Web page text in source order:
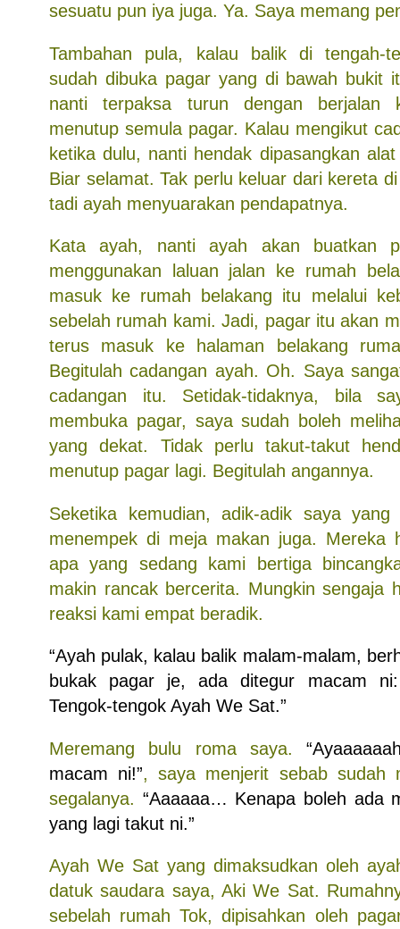
sesuatu pun iya juga. Ya. Saya memang
Tambahan pula, kalau balik di tengah-
sudah dibuka pagar yang di bawah bukit
nanti terpaksa turun dengan berjalan
menutup semula pagar. Kalau mengikut
ketika dulu, nanti hendak dipasangkan
Biar selamat. Tak perlu keluar dari kereta
tadi ayah menyuarakan pendapatnya.
Kata ayah, nanti ayah akan buatkan
menggunakan laluan jalan ke rumah
masuk ke rumah belakang itu melalui
sebelah rumah kami. Jadi, pagar itu akan
terus masuk ke halaman belakang
Begitulah cadangan ayah. Oh. Saya
cadangan itu. Setidak-tidaknya, bila
membuka pagar, saya sudah boleh
yang dekat. Tidak perlu takut-takut
menutup pagar lagi. Begitulah angannya.
Seketika kemudian, adik-adik saya
menempek di meja makan juga. Mereka
apa yang sedang kami bertiga
makin rancak bercerita. Mungkin sengaja
reaksi kami empat beradik.
“Ayah pulak, kalau balik malam-malam,
bukak pagar je, ada ditegur macam
Tengok-tengok Ayah We Sat.”
Meremang bulu roma saya.
macam ni!”, saya menjerit sebab sudah
segalanya. “Aaaaaa… Kenapa boleh ada
yang lagi takut ni.”
Ayah We Sat yang dimaksudkan oleh
datuk saudara saya, Aki We Sat.
sebelah rumah Tok, dipisahkan oleh